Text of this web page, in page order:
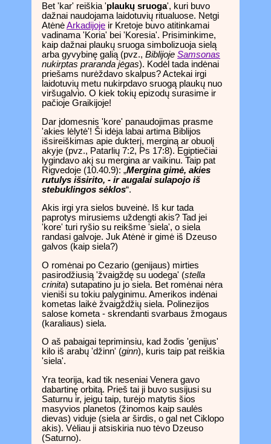
Bet 'kar' reiškia 'plaukų sruoga', kuri buvo
dažnai naudojama laidotuvių ritualuose. Netgi
AtėnėArkadijoje ir Kretoje buvo atitinkamai
vadinama 'Koria' bei 'Koresia'. Prisiminkime,
kaip dažnai plaukų sruoga simbolizuoja sielą
arba gyvybinę galią (pvz., Biblijoje Samsonas
nukirptas praranda jėgas). Kodėl tada indėnai
priešams nurėždavo skalpus? Actekai irgi
laidotuvių metu nukirpdavo sruogą plaukų nuo
viršugalvio. O kiek tokių epizodų surasime ir
pačioje Graikijoje!
Dar įdomesnis 'kore' panaudojimas prasme
'akies lėlytė'! Ši idėja labai artima Biblijos
išsireiškimas apie dukterį, merginą ar obuolį
akyje (pvz., Patarlių 7:2, Ps 17:8). Egiptiečiai
lygindavo akį su mergina ar vaikinu. Taip pat
Rigvedoje (10.40.9): „Mergina gimė, akies
rutulys išsirito, - ir augalai sulapojo iš
stebuklingos sėklos“.
Akis irgi yra sielos buveinė. Iš kur tada
paprotys mirusiems uždengti akis? Tad jei
'kore' turi ryšio su reikšme 'siela', o siela
randasi galvoje. Juk Atėnė ir gimė iš Dzeuso
galvos (kaip siela?)
O romėnai po Cezario (genijaus) mirties
pasirodžiusią 'žvaigždę su uodega' (stella
crinita) sutapatino ju jo siela. Bet romėnai nėra
vieniši su tokiu palyginimu. Amerikos indėnai
kometas laikė žvaigždžių siela. Polinezijos
salose kometa - skrendanti svarbaus žmogaus
(karaliaus) siela.
O aš pabaigai tepriminsiu, kad žodis 'genijus'
kilo iš arabų 'džinn' (ginn), kuris taip pat reiškia
'siela'.
Yra teorija, kad tik neseniai Venera gavo
dabartinę orbitą. Prieš tai ji buvo susijusi su
Saturnu ir, jeigu taip, turėjo matytis šios
masyvios planetos (žinomos kaip saulės
dievas) viduje (siela ar širdis, o gal net Ciklopo
akis). Vėliau ji atsiskiria nuo tėvo Dzeuso
(Saturno).